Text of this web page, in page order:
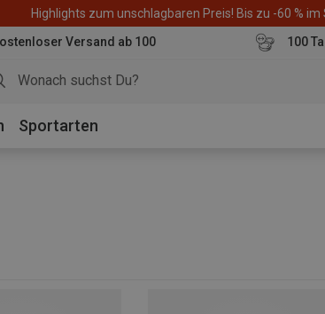
Highlights zum unschlagbaren Preis! Bis zu -60 % im
Versand ab 100
100
Sportarten